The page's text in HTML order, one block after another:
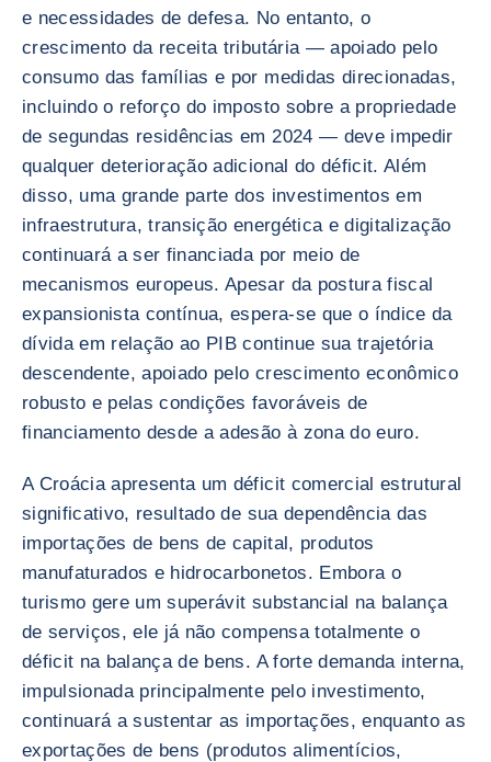
e necessidades de defesa. No entanto, o
crescimento da receita tributária — apoiado pelo
consumo das famílias e por medidas direcionadas,
incluindo o reforço do imposto sobre a propriedade
de segundas residências em 2024 — deve impedir
qualquer deterioração adicional do déficit. Além
disso, uma grande parte dos investimentos em
infraestrutura, transição energética e digitalização
continuará a ser financiada por meio de
mecanismos europeus. Apesar da postura fiscal
expansionista contínua, espera-se que o índice da
dívida em relação ao PIB continue sua trajetória
descendente, apoiado pelo crescimento econômico
robusto e pelas condições favoráveis de
financiamento desde a adesão à zona do euro.
A Croácia apresenta um déficit comercial estrutural
significativo, resultado de sua dependência das
importações de bens de capital, produtos
manufaturados e hidrocarbonetos. Embora o
turismo gere um superávit substancial na balança
de serviços, ele já não compensa totalmente o
déficit na balança de bens. A forte demanda interna,
impulsionada principalmente pelo investimento,
continuará a sustentar as importações, enquanto as
exportações de bens (produtos alimentícios,